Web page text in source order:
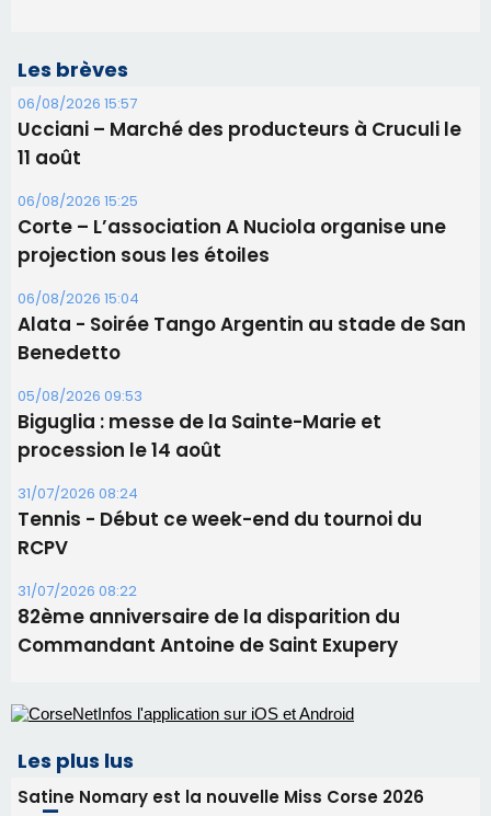
Les brèves
06/08/2026 15:57
Ucciani – Marché des producteurs à Cruculi le
11 août
06/08/2026 15:25
Corte – L’association A Nuciola organise une
projection sous les étoiles
06/08/2026 15:04
Alata - Soirée Tango Argentin au stade de San
Benedetto
05/08/2026 09:53
Biguglia : messe de la Sainte-Marie et
procession le 14 août
31/07/2026 08:24
Tennis - Début ce week-end du tournoi du
RCPV
31/07/2026 08:22
82ème anniversaire de la disparition du
Commandant Antoine de Saint Exupery
Les plus lus
Satine Nomary est la nouvelle Miss Corse 2026